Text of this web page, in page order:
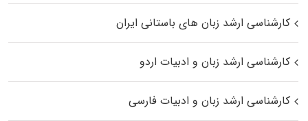
کارشناسی ارشد زبان‌ های باستانی ایران
کارشناسی ارشد زبان و ادبیات اردو
کارشناسی ارشد زبان و ادبیات فارسی